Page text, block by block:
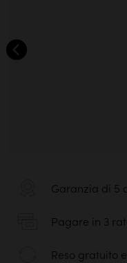
Garanzia di 5
Pagare in 3
Reso gratuito